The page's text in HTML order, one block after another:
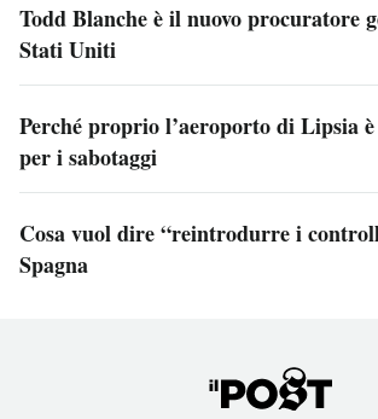
Todd Blanche è il nuovo procuratore
Stati Uniti
Perché proprio l’aeroporto di Lipsia
per i sabotaggi
Cosa vuol dire “reintrodurre i
Spagna